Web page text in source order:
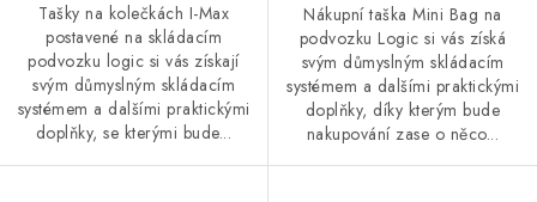
Tašky na kolečkách I-Max
postavené na skládacím
podvozku logic si vás získají
svým důmyslným skládacím
systémem a dalšími praktickými
doplňky, se kterými bude...
Nákupní taška Mini Bag na
podvozku Logic si vás získá
svým důmyslným skládacím
systémem a dalšími praktickými
doplňky, díky kterým bude
nakupování zase o něco...